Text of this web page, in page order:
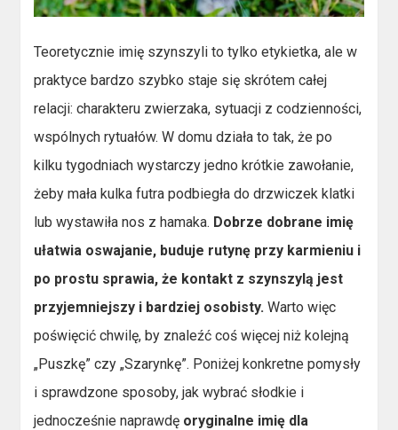
Teoretycznie imię szynszyli to tylko etykietka, ale w
praktyce bardzo szybko staje się skrótem całej
relacji: charakteru zwierzaka, sytuacji z codzienności,
wspólnych rytuałów. W domu działa to tak, że po
kilku tygodniach wystarczy jedno krótkie zawołanie,
żeby mała kulka futra podbiegła do drzwiczek klatki
lub wystawiła nos z hamaka. Dobrze dobrane imię
ułatwia oswajanie, buduje rutynę przy karmieniu i
po prostu sprawia, że kontakt z szynszylą jest
przyjemniejszy i bardziej osobisty. Warto więc
poświęcić chwilę, by znaleźć coś więcej niż kolejną
„Puszkę” czy „Szarynkę”. Poniżej konkretne pomysły
i sprawdzone sposoby, jak wybrać słodkie i
jednocześnie naprawdę oryginalne imię dla